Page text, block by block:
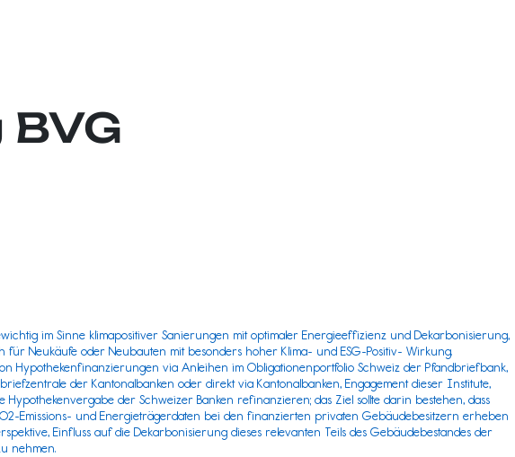
im Sinne klimapositiver Sanierungen mit optimaler Energieeffizienz und Dekarbonisierung,
für Neukäufe oder Neubauten mit besonders hoher Klima- und ESG-Positiv- Wirkung.
Hypothekenfinanzierungen via Anleihen im Obligationenportfolio Schweiz der Pfandbriefbank,
der Kantonalbanken oder direkt via Kantonalbanken, Engagement dieser Institute,
Hypothekenvergabe der Schweizer Banken refinanzieren; das Ziel sollte darin bestehen, dass
Emissions- und Energieträgerdaten bei den finanzierten privaten Gebäudebesitzern erheben
Einfluss auf die Dekarbonisierung dieses relevanten Teils des Gebäudebestandes der
nehmen.